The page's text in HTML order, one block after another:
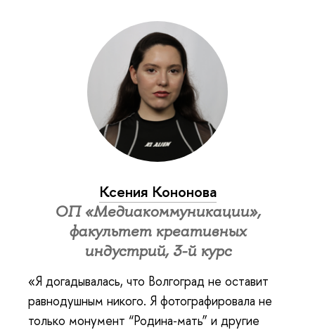
Ксения Кононова
ОП «Медиакоммуникации»,
факультет креативных
индустрий, 3-й курс
«Я догадывалась, что Волгоград не оставит
равнодушным никого. Я фотографировала не
только монумент “Родина‑мать” и другие